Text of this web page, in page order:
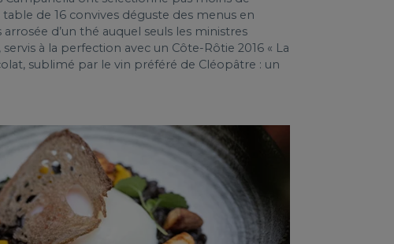
table de 16 convives déguste des menus en
d’un thé auquel seuls les ministres
à la perfection avec un Côte-Rôtie 2016 « La
sublimé par le vin préféré de Cléopâtre : un